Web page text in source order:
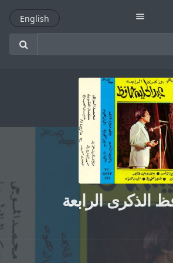
menu
English
الذكرى الرابعة